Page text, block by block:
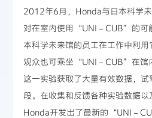
2012年6月，Honda与日本科学未
对在室内使用“UNI－CUB”的可
本科学未来馆的员工在工作中利
观众也可乘坐“UNI－CUB”在馆
这一实验获取了大量有效数据，
段。在收集和反馈各种实验数据以
Honda开发出了最新的“UNI－